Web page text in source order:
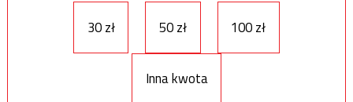
30 zł 50 zł 100 zł
Inna kwota